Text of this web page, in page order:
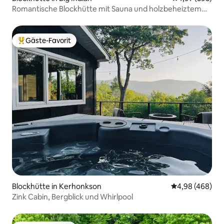
Romantische Blockhütte mit Sauna und holzbeheiztem
Beliebter Gäste-Favorit.
Gäste-Favorit
Blockhütte in Kerhonkson
4,98 (468)
Zink Cabin, Bergblick und Whirlpool